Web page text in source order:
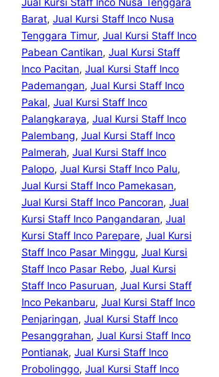
Barat, Jual Kursi Staff Inco Nusa
Tenggara Timur, Jual Kursi Staff Inco
Pabean Cantikan, Jual Kursi Staff
Inco Pacitan, Jual Kursi Staff Inco
Pademangan, Jual Kursi Staff Inco
Pakal, Jual Kursi Staff Inco
Palangkaraya, Jual Kursi Staff Inco
Palembang, Jual Kursi Staff Inco
Palmerah, Jual Kursi Staff Inco
Palopo, Jual Kursi Staff Inco Palu
Jual Kursi Staff Inco Pamekasan
Jual Kursi Staff Inco Pancoran, Jual
Kursi Staff Inco Pangandaran, Jual
Kursi Staff Inco Parepare, Jual Kursi
Staff Inco Pasar Minggu, Jual Kursi
Staff Inco Pasar Rebo, Jual Kursi
Staff Inco Pasuruan, Jual Kursi Staff
Inco Pekanbaru, Jual Kursi Staff Inco
Penjaringan, Jual Kursi Staff Inco
Pesanggrahan, Jual Kursi Staff Inco
Pontianak, Jual Kursi Staff Inco
Probolinggo, Jual Kursi Staff Inco